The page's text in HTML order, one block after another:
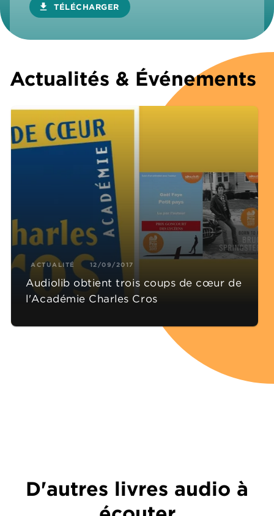
download TÉLÉCHARGER
Actualités & Événements
ACTUALITÉ 12/09/2017
Audiolib obtient trois coups de cœur de
l'Académie Charles Cros
D'autres livres audio à